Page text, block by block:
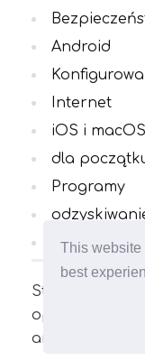
This website
best
Strona
operacyjnym.
artykułów i
Android
Internet
iOS i macOS
dla
Programy
Wszystkie